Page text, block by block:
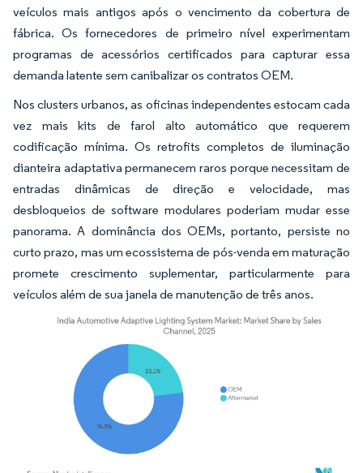
veículos mais antigos após o vencimento da cobertura de
fábrica. Os fornecedores de primeiro nível experimentam
programas de acessórios certificados para capturar essa
demanda latente sem canibalizar os contratos OEM.
Nos clusters urbanos, as oficinas independentes estocam cada
vez mais kits de farol alto automático que requerem
codificação mínima. Os retrofits completos de iluminação
dianteira adaptativa permanecem raros porque necessitam de
entradas dinâmicas de direção e velocidade, mas
desbloqueios de software modulares poderiam mudar esse
panorama. A dominância dos OEMs, portanto, persiste no
curto prazo, mas um ecossistema de pós-venda em maturação
promete crescimento suplementar, particularmente para
veículos além de sua janela de manutenção de três anos.